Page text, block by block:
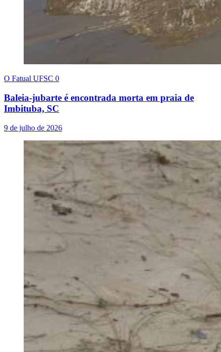
O Fatual UFSC 0
Baleia-jubarte é encontrada morta em praia de
Imbituba, SC
9 de julho de 2026